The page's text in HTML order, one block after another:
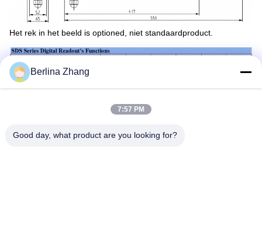
Het rek in het beeld is optioned, niet standaardproduct.
Berlina Zhang
7:57 PM
Good day, what product are you looking for?